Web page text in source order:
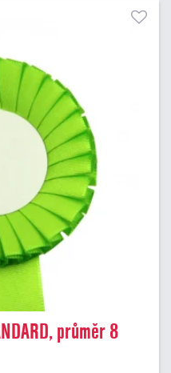
průměr 8